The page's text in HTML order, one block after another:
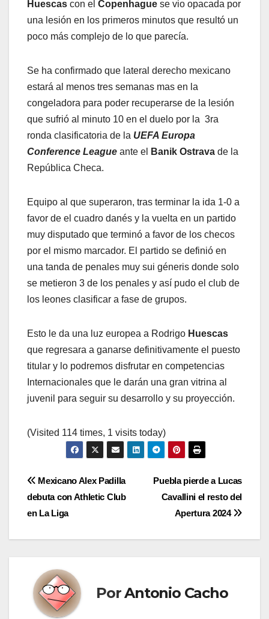
Huescas con el Copenhague se vio opacada por
una lesión en los primeros minutos que resultó un
poco más complejo de lo que parecía.
Se ha confirmado que lateral derecho mexicano
estará al menos tres semanas mas en la
congeladora para poder recuperarse de la lesión
que sufrió al minuto 10 en el duelo por la 3ra
ronda clasificatoria de la UEFA Europa
Conference League ante el Banik Ostrava de la
República Checa.
Equipo al que superaron, tras terminar la ida 1-0 a
favor de el cuadro danés y la vuelta en un partido
muy disputado que terminó a favor de los checos
por el mismo marcador. El partido se definió en
una tanda de penales muy sui géneris donde solo
se metieron 3 de los penales y así pudo el club de
los leones clasificar a fase de grupos.
Esto le da una luz europea a Rodrigo Huescas
que regresara a ganarse definitivamente el puesto
titular y lo podremos disfrutar en competencias
Internacionales que le darán una gran vitrina al
juvenil para seguir su desarrollo y su proyección.
(Visited 114 times, 1 visits today)
Navegación
de
entradas
Puebla pierde a Lucas
Cavallini el resto del
Apertura 2024
Mexicano Alex Padilla
debuta con Athletic Club
en La Liga
PorAntonio Cacho